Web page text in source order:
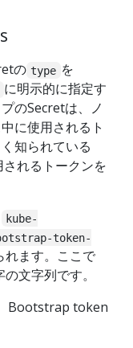
の type を
に明示的に指定す
のSecretは、ノ
に使用されるト
知られている
れるトークンを
kube-
token-
れます。ここで
文字列です。
Bootstrap token